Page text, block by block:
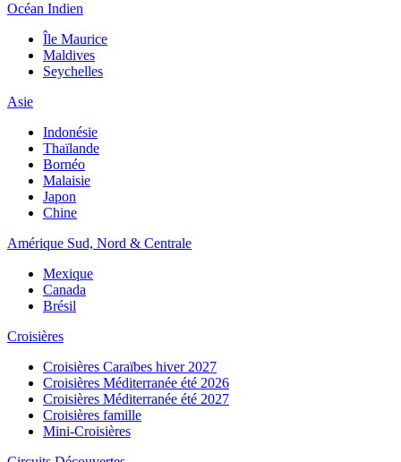
Océan Indien
Île Maurice
Maldives
Seychelles
Asie
Indonésie
Thaïlande
Bornéo
Malaisie
Japon
Chine
Amérique Sud, Nord & Centrale
Mexique
Canada
Brésil
Croisières
Croisières Caraïbes hiver 2027
Croisières Méditerranée été 2026
Croisières Méditerranée été 2027
Croisières famille
Mini-Croisières